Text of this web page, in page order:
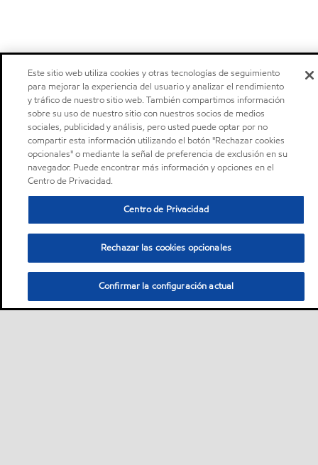
Este sitio web utiliza cookies y otras tecnologías de seguimiento
para mejorar la experiencia del usuario y analizar el rendimiento
y tráfico de nuestro sitio web. También compartimos información
sobre su uso de nuestro sitio con nuestros socios de medios
sociales, publicidad y análisis, pero usted puede optar por no
compartir esta información utilizando el botón "Rechazar cookies
opcionales" o mediante la señal de preferencia de exclusión en su
navegador. Puede encontrar más información y opciones en el
Centro de Privacidad.
Centro de Privacidad
Rechazar las cookies opcionales
Confirmar la configuración actual